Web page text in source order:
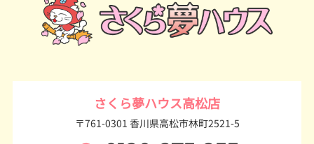
さくら夢ハウス高松店
〒761-0301 香川県高松市林町2521-5